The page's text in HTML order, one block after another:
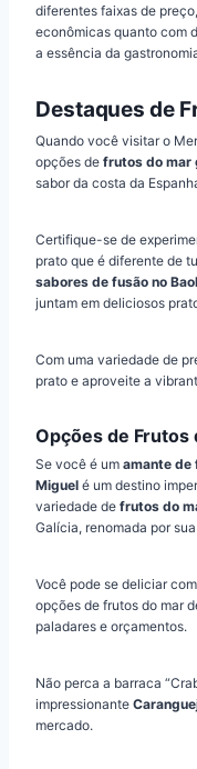
diferentes faixas de
econômicas quanto com
a essência da
Destaques de
Quando você visitar o
opções de frutos do mar
sabor da costa da
Certifique-se de
prato que é diferente de
sabores de fusão no
juntam em deliciosos
Com uma variedade de
prato e aproveite a
Opções de Frutos
Se você é um amante de
Miguel é um destino
variedade de frutos do
Galícia, renomada por
Você pode se deliciar
opções de frutos do mar
paladares e orçamentos.
Não perca a barraca
impressionante
mercado.